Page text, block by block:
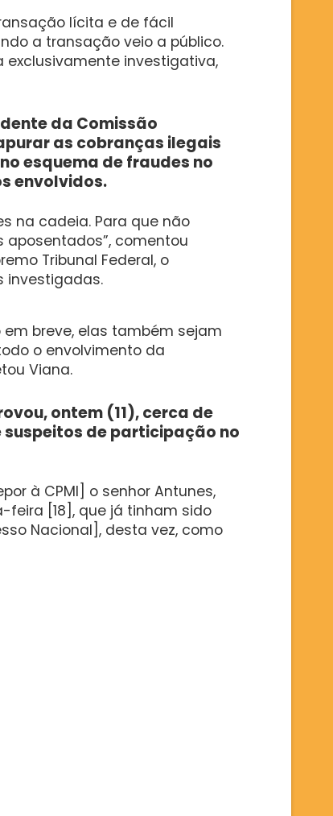
lícita e de fácil
a transação veio a público.
investigativa,
da Comissão
as cobranças ilegais
esquema de fraudes no
envolvidos.
na cadeia. Para que não
comentou
Tribunal Federal, o
investigadas.
breve, elas também sejam
o envolvimento da
Viana.
ontem (11), cerca de
de participação no
à CPMI] o senhor Antunes,
feira [18], que já tinham sido
Nacional], desta vez, como